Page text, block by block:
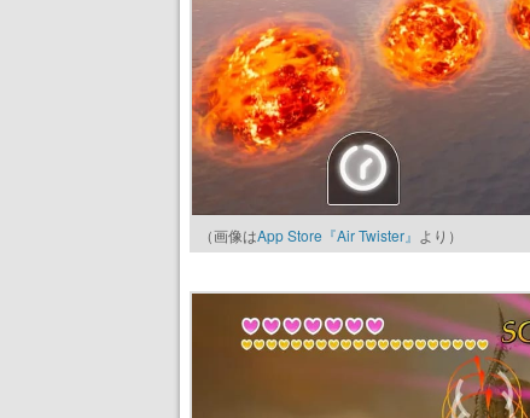
（画像はApp Store『Air Twister』 より）